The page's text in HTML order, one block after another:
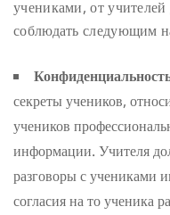
учениками, от
соблюдать следующим
секреты учеников,
учеников
информации. Учителя
разговоры с учениками
согласия на то ученика